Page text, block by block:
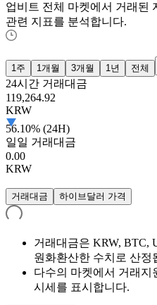
업비트 전체 마켓에서 거래된
관련 지표를 분석합니다.
1주 1개월 3개월 1년 전체
24시간 거래대금
119,264.92
KRW
56.10% (24H)
일일 거래대금
0.00
KRW
거래대금 하이브달러 가격
거래대금은 KRW, BTC,
원화환산한 수치로 산정
다수의 마켓에서 거래지
시세를 표시합니다.